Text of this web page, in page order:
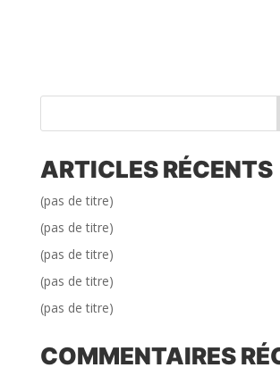
ARTICLES RÉCENTS
(pas de titre)
(pas de titre)
(pas de titre)
(pas de titre)
(pas de titre)
COMMENTAIRES